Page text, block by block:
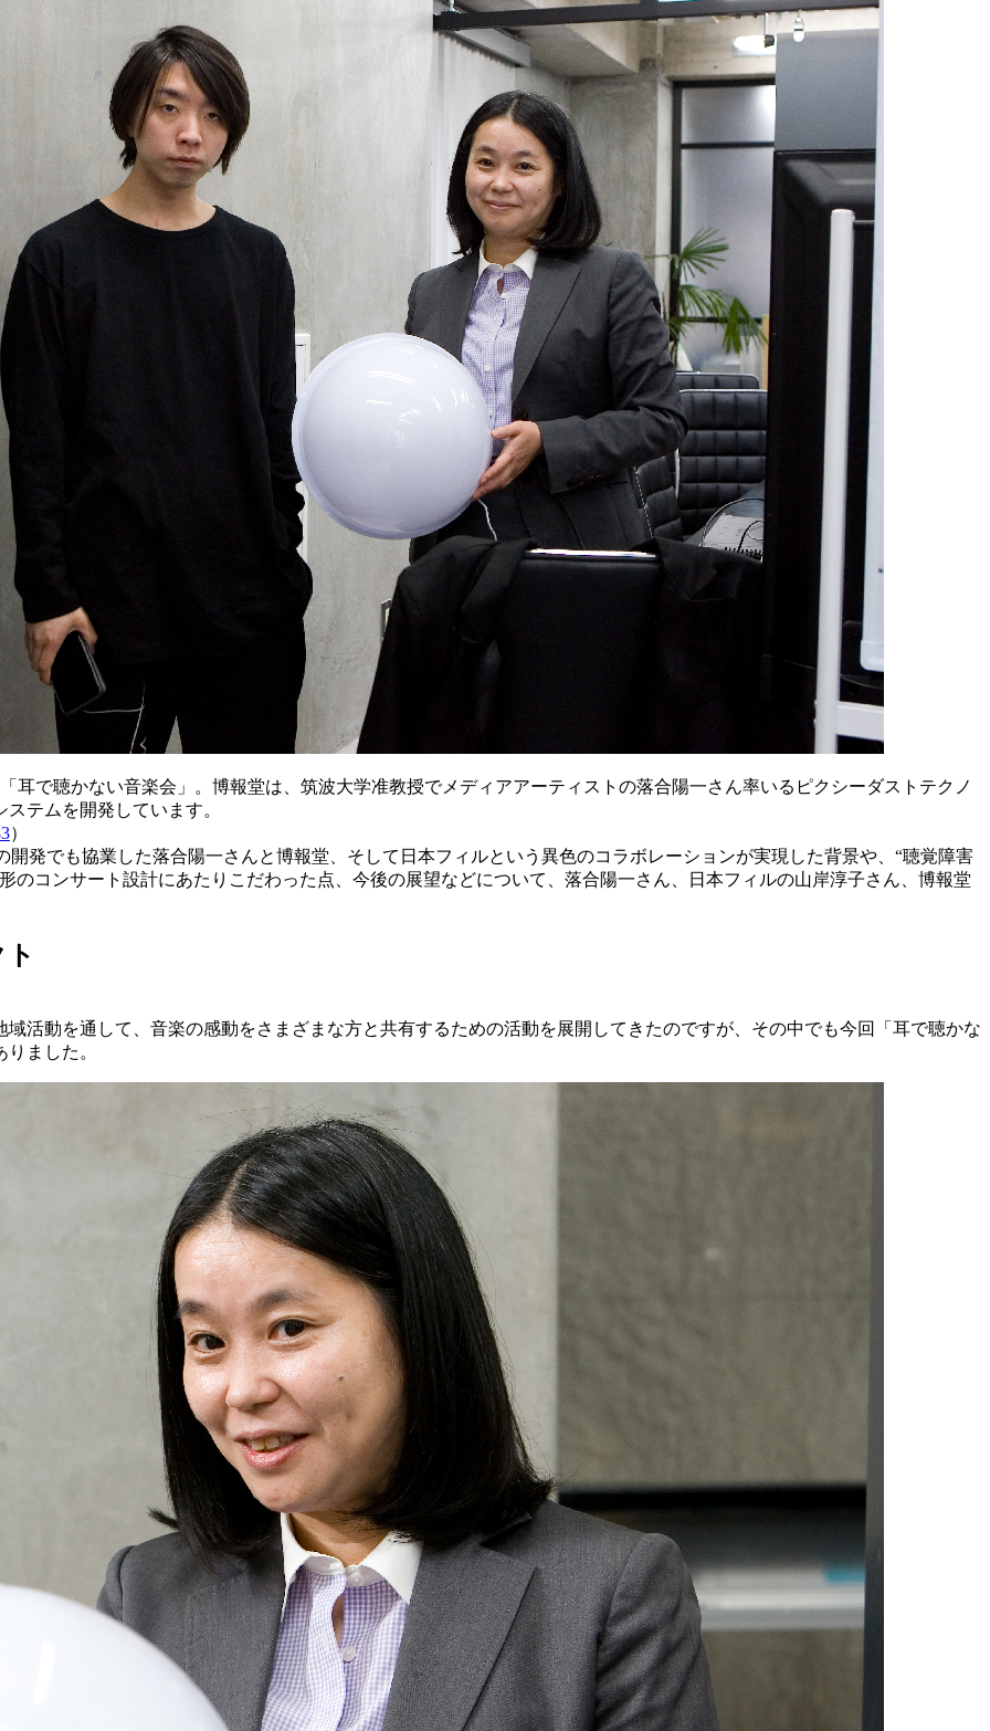
耳で聴かない音楽会」。博報堂は、筑波大学准教授でメディアアーティストの落合陽一さん率いるピクシーダストテクノ
テムを開発しています。
）
発でも協業した落合陽一さんと博報堂、そして日本フィルという異色のコラボレーションが実現した背景や、“聴覚障害
のコンサート設計にあたりこだわった点、今後の展望などについて、落合陽一さん、日本フィルの山岸淳子さん、博報堂
活動を通して、音楽の感動をさまざまな方と共有するための活動を展開してきたのですが、その中でも今回「耳で聴かな
ました。